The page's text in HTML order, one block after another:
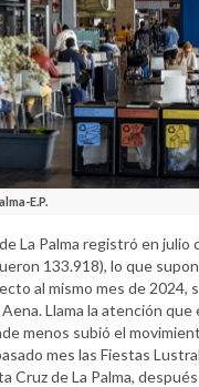
E.P.
La Palma registró en julio
133.918), lo que
al mismo mes de 2024,
Llama la atención que
menos subió el
mes las Fiestas
Cruz de La Palma,